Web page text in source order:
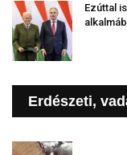
Ezúttal
Erdészeti,